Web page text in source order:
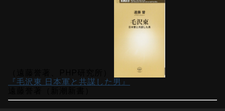
『毛沢東 日本軍と共謀した男』